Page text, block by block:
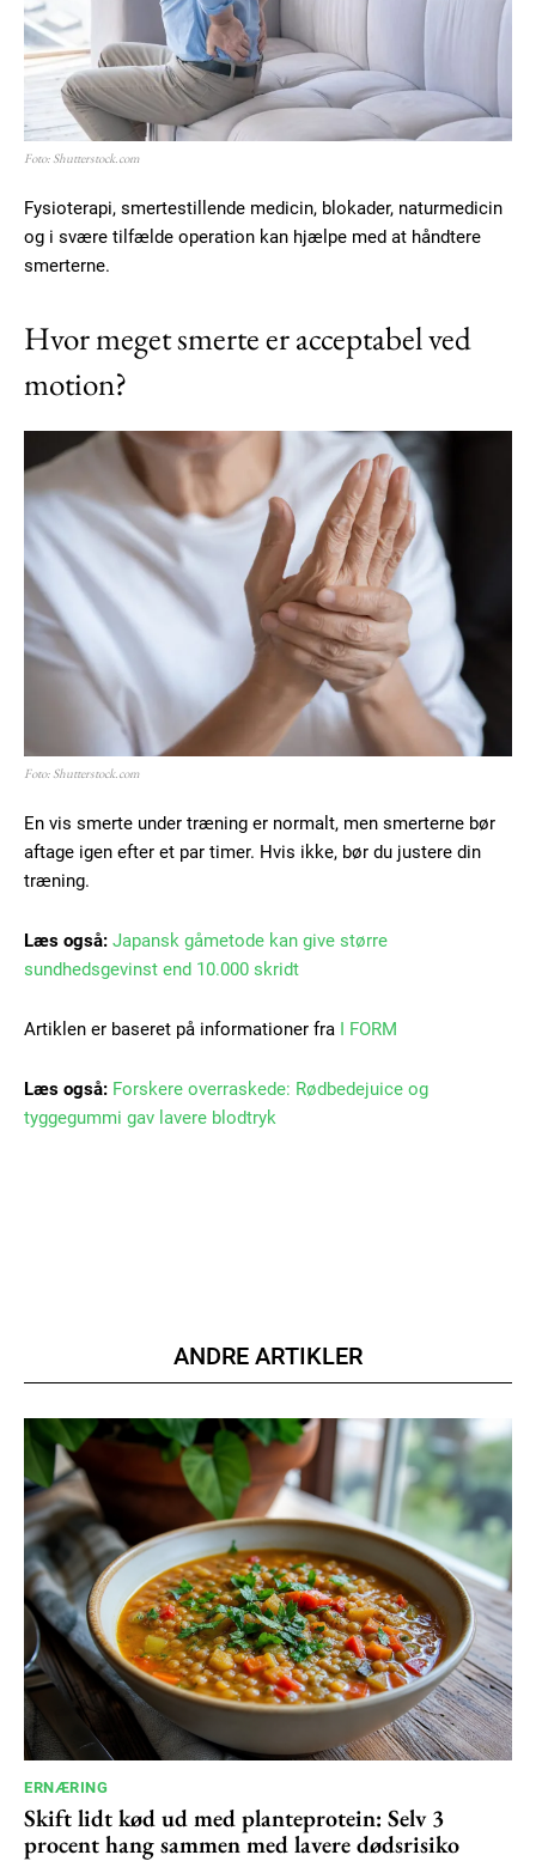
Foto: Shutterstock.com
Fysioterapi, smertestillende medicin, blokader, naturmedicin
og i svære tilfælde operation kan hjælpe med at håndtere
smerterne.
Hvor meget smerte er acceptabel ved
motion?
Foto: Shutterstock.com
En vis smerte under træning er normalt, men smerterne bør
aftage igen efter et par timer. Hvis ikke, bør du justere din
træning.
Læs også: Japansk gåmetode kan give større
sundhedsgevinst end 10.000 skridt
Artiklen er baseret på informationer fra I FORM
Læs også: Forskere overraskede: Rødbedejuice og
tyggegummi gav lavere blodtryk
ANDRE ARTIKLER
ERNÆRING
Skift lidt kød ud med planteprotein: Selv 3
procent hang sammen med lavere dødsrisiko